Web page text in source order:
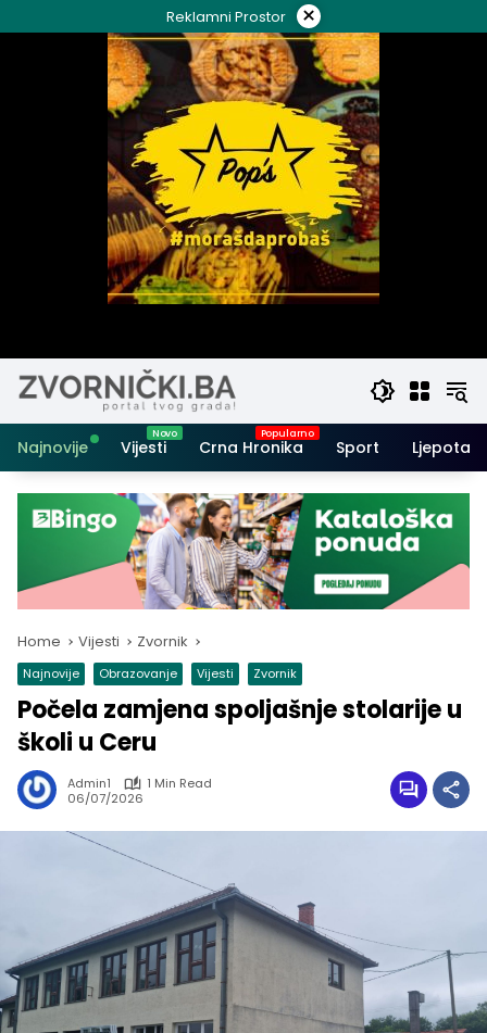
to
Reklamni Prostor ×
Najnovije Vijesti Crna Hronika Sport Ljepota i
Home Vijesti Zvornik
Najnovije Obrazovanje Vijesti Zvornik
Počela zamjena spoljašnje stolarije u
školi u Ceru
Admin1
1 Min Read
06/07/2026